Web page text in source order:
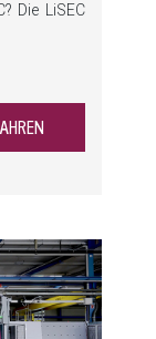
Die LiSEC
vor Ort